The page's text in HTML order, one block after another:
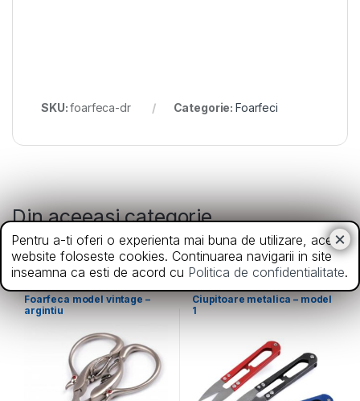
SKU:foarfeca-dr Categorie: Foarfeci
Din aceeasi categorie
Foarfeca model vintage –
argintiu
Ciupitoare metalica – model
1
Pentru a-ti oferi o experienta mai buna de utilizare, acest
website foloseste cookies. Continuarea navigarii in site
inseamna ca esti de acord cu Politica de confidentialitate.